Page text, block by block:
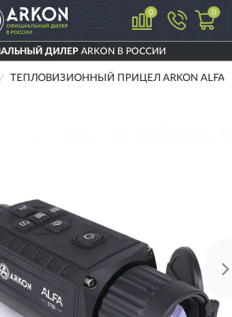
0 0
ДИЛЕРARKON В РОССИИ
ТЕПЛОВИЗИОННЫЙ ПРИЦЕЛ ARKON ALFA